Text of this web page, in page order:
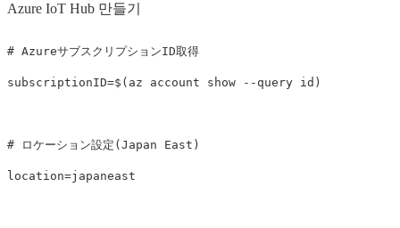
Azure IoT Hub 만들기
# AzureサブスクリプションID取得
subscriptionID=$( az account show --query id )
# ロケーション設定(Japan East)
location=japaneast